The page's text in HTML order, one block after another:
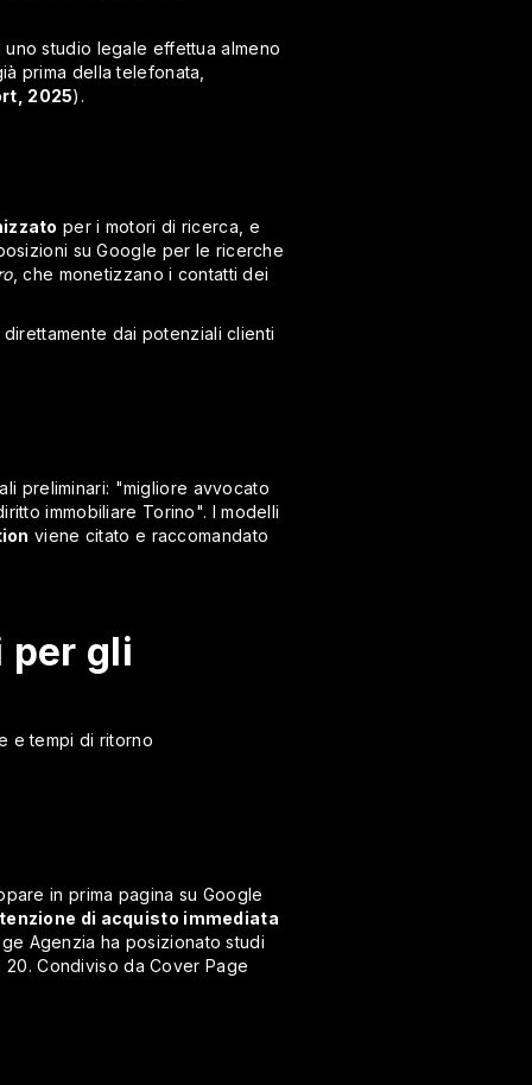
studio legale effettua almeno
prima della telefonata,
2025).
per i motori di ricerca, e
su Google per le ricerche
, che monetizzano i contatti dei
dai potenziali clienti
preliminari: "migliore avvocato
immobiliare Torino". I modelli
viene citato e raccomandato
per gli
e tempi di ritorno
in prima pagina su Google
di acquisto immediata
Agenzia ha posizionato studi
Condiviso da Cover Page